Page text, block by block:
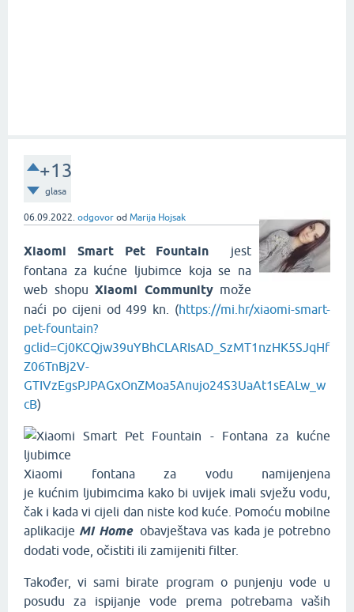
+13
glasa
06.09.2022. odgovor od Marija Hojsak
Xiaomi Smart Pet Fountain
jest
fontana za kućne ljubimce koja se na
web shopu Xiaomi Communitymože
naći po cijeni od 499 kn. (https://mi.hr/xiaomi-smart-
pet-fountain?
gclid=Cj0KCQjw39uYBhCLARIsAD_SzMT1nzHK5SJqHf
Z06TnBj2V-
GTIVzEgsPJPAGxOnZMoa5Anujo24S3UaAt1sEALw_w
cB)
Xiaomi fontana za vodu namijenjena
je kućnim ljubimcima kako bi uvijek imali svježu vodu,
čak i kada vi cijeli dan niste kod kuće. Pomoću mobilne
aplikacije MI Home obavještava vas kada je potrebno
dodati vode, očistiti ili zamijeniti filter.
Također, vi sami birate program o punjenju vode u
posudu za ispijanje vode prema potrebama vaših